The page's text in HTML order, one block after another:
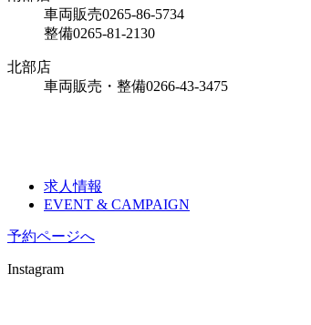
車両販売0265-86-5734
整備0265-81-2130
北部店
車両販売・整備0266-43-3475
求人情報
EVENT & CAMPAIGN
予約ページへ
Instagram